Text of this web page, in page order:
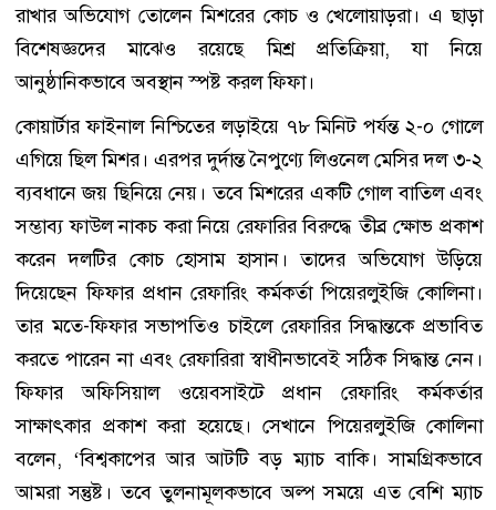
রাখার অভিযোগ তোলেন মিশরের কোচ ও খেলোয়াড়রা। এ ছাড়া
বিশেষজ্ঞদের মাঝেও রয়েছে মিশ্র প্রতিক্রিয়া, যা নিয়ে
আনুষ্ঠানিকভাবে অবস্থান স্পষ্ট করল ফিফা।
কোয়ার্টার ফাইনাল নিশ্চিতের লড়াইয়ে ৭৮ মিনিট পর্যন্ত ২-০ গোলে
এগিয়ে ছিল মিশর। এরপর দুর্দান্ত নৈপুণ্যে লিওনেল মেসির দল ৩-২
ব্যবধানে জয় ছিনিয়ে নেয়। তবে মিশরের একটি গোল বাতিল এবং
সম্ভাব্য ফাউল নাকচ করা নিয়ে রেফারির বিরুদ্ধে তীব্র ক্ষোভ প্রকাশ
করেন দলটির কোচ হোসাম হাসান। তাদের অভিযোগ উড়িয়ে
দিয়েছেন ফিফার প্রধান রেফারিং কর্মকর্তা পিয়েরলুইজি কোলিনা।
তার মতে-ফিফার সভাপতিও চাইলে রেফারির সিদ্ধান্তকে প্রভাবিত
করতে পারেন না এবং রেফারিরা স্বাধীনভাবেই সঠিক সিদ্ধান্ত নেন।
ফিফার অফিসিয়াল ওয়েবসাইটে প্রধান রেফারিং কর্মকর্তার
সাক্ষাৎকার প্রকাশ করা হয়েছে। সেখানে পিয়েরলুইজি কোলিনা
বলেন, ‘বিশ্বকাপের আর আটটি বড় ম্যাচ বাকি। সামগ্রিকভাবে
আমরা সন্তুষ্ট। তবে তুলনামূলকভাবে অল্প সময়ে এত বেশি ম্যাচ